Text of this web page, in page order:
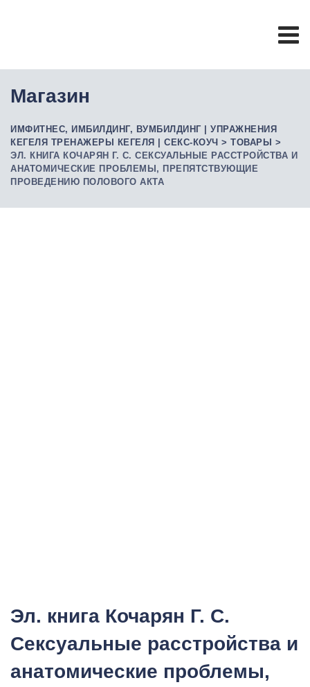
Магазин
ИМФИТНЕС, ИМБИЛДИНГ, ВУМБИЛДИНГ | УПРАЖНЕНИЯ
КЕГЕЛЯ ТРЕНАЖЕРЫ КЕГЕЛЯ | СЕКС-КОУЧ > ТОВАРЫ >
ЭЛ. КНИГА КОЧАРЯН Г. С. СЕКСУАЛЬНЫЕ РАССТРОЙСТВА И
АНАТОМИЧЕСКИЕ ПРОБЛЕМЫ, ПРЕПЯТСТВУЮЩИЕ
ПРОВЕДЕНИЮ ПОЛОВОГО АКТА
Эл. книга Кочарян Г. С.
Сексуальные расстройства и
анатомические проблемы,